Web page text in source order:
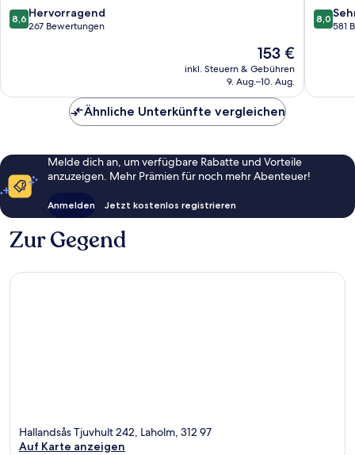
8.6
von
8,6 Hervorragend
267 Bewertungen
Der
Preis
beträgt
153 €
inkl. Steuern & Gebühren
9. Aug.–10. Aug.
8.0
von
8,0
581
Ähnliche Unterkünfte vergleichen
Melde dich an, um verfügbare Rabatte und Vorteile
anzuzeigen. Mehr Prämien für noch mehr Abenteuer!
Anmelden Jetzt kostenlos registrieren
Zur Gegend
Hallandsås Tjuvhult 242, Laholm, 312 97
Auf Karte anzeigen